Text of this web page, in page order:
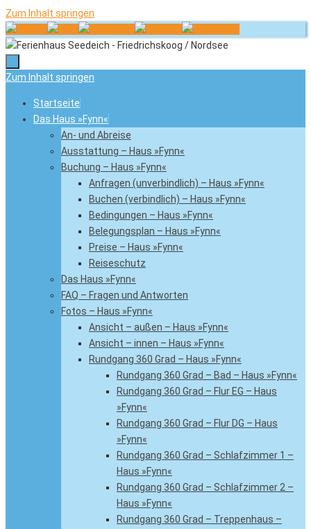
Zum Inhalt springen
Zum Inhalt springen
Startseite
Das Haus »Fynn«
An- und Abreise
Ausstattung – Haus »Fynn«
Buchung – Haus »Fynn«
Anfragen (unverbindlich) – Haus »Fynn«
Buchen (verbindlich) – Haus »Fynn«
Bedingungen – Haus »Fynn«
Belegungsplan – Haus »Fynn«
Preise – Haus »Fynn«
Reiseschutz
Das Haus »Fynn«
FAQ – Fragen und Antworten
Fotos – Haus »Fynn«
Ansicht – außen – Haus »Fynn«
Ansicht – innen – Haus »Fynn«
Rundgang 360 Grad – Haus »Fynn«
Rundgang 360 Grad – Bad – Haus »Fynn«
Rundgang 360 Grad – Flur EG – Haus
»Fynn«
Rundgang 360 Grad – Flur DG – Haus
»Fynn«
Rundgang 360 Grad – Schlafzimmer 1 –
Haus »Fynn«
Rundgang 360 Grad – Schlafzimmer 2 –
Haus »Fynn«
Rundgang 360 Grad – Treppenhaus –